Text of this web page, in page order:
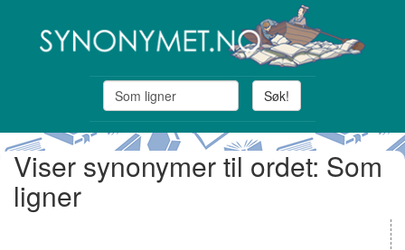
Søk!
Viser synonymer til ordet: Som
ligner